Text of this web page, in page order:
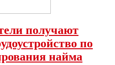
получают
по
найма